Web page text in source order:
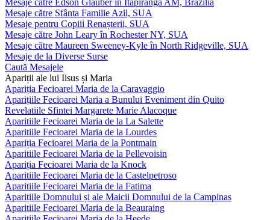
Mesaje către Sfânta Familie Azil, SUA
Mesaje pentru Copiii Renașterii, SUA
Mesaje către John Leary în Rochester NY, SUA
Mesaje către Maureen Sweeney-Kyle în North Ridgeville, SUA
Mesaje de la Diverse Surse
Caută Mesajele
Apariții ale lui Iisus și Maria
Apariția Fecioarei Maria de la Caravaggio
Aparițiile Fecioarei Maria a Bunului Eveniment din Quito
Revelatiile Sfintei Margarete Marie Alacoque
Aparitiile Fecioarei Maria de la La Salette
Aparitiile Fecioarei Maria de la Lourdes
Apariția Fecioarei Maria de la Pontmain
Aparitiile Fecioarei Maria de la Pellevoisin
Apariția Fecioarei Maria de la Knock
Aparitiile Fecioarei Maria de la Castelpetroso
Aparitiile Fecioarei Maria de la Fatima
Aparițiile Domnului și ale Maicii Domnului de la Campinas
Aparitiile Fecioarei Maria de la Beauraing